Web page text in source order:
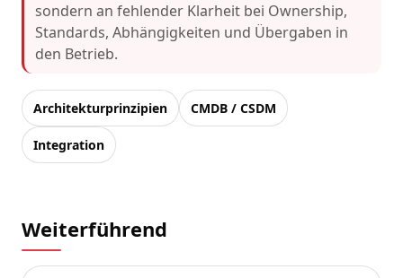
sondern an fehlender Klarheit bei Ownership,
Standards, Abhängigkeiten und Übergaben in
den Betrieb.
Architekturprinzipien CMDB / CSDM
Integration
Weiterführend